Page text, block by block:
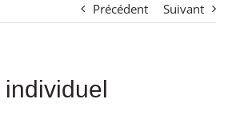
Précédent Suivant
individuel